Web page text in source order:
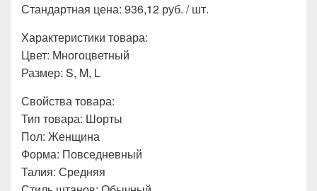
Стандартная цена: 936,12 руб. / шт.
Характеристики товара:
Цвет: Многоцветный
Размер: S, M, L
Свойства товара:
Тип товара: Шорты
Пол: Женщина
Форма: Повседневный
Талия: Средняя